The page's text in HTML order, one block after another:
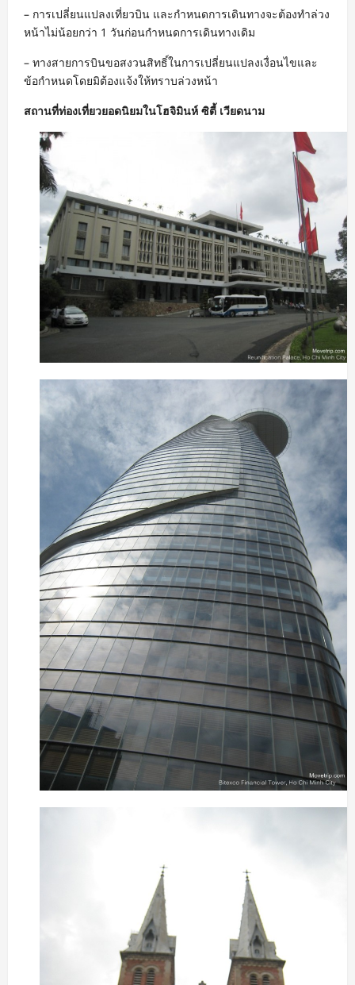
– การเปลี่ยนแปลงเที่ยวบิน และกำหนดการเดินทางจะต้องทำล่วง
หน้าไม่น้อยกว่า 1 วันก่อนกำหนดการเดินทางเดิม
– ทางสายการบินขอสงวนสิทธิ์ในการเปลี่ยนแปลงเงื่อนไขและ
ข้อกำหนดโดยมิต้องแจ้งให้ทราบล่วงหน้า
สถานที่ท่องเที่ยวยอดนิยมในโฮจิมินห์ ซิตี้ เวียดนาม